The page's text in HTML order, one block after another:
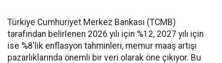
Türkiye Cumhuriyet Merkez Bankası (TCMB)
tarafından belirlenen 2026 yılı için %12, 2027 yılı için
ise %8'lik enflasyon tahminleri, memur maaş artışı
pazarlıklarında önemli bir veri olarak öne çıkıyor. Bu